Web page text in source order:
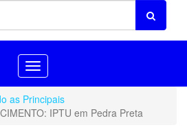
Toggle
navigation
as Principais
IPTU em Pedra Preta